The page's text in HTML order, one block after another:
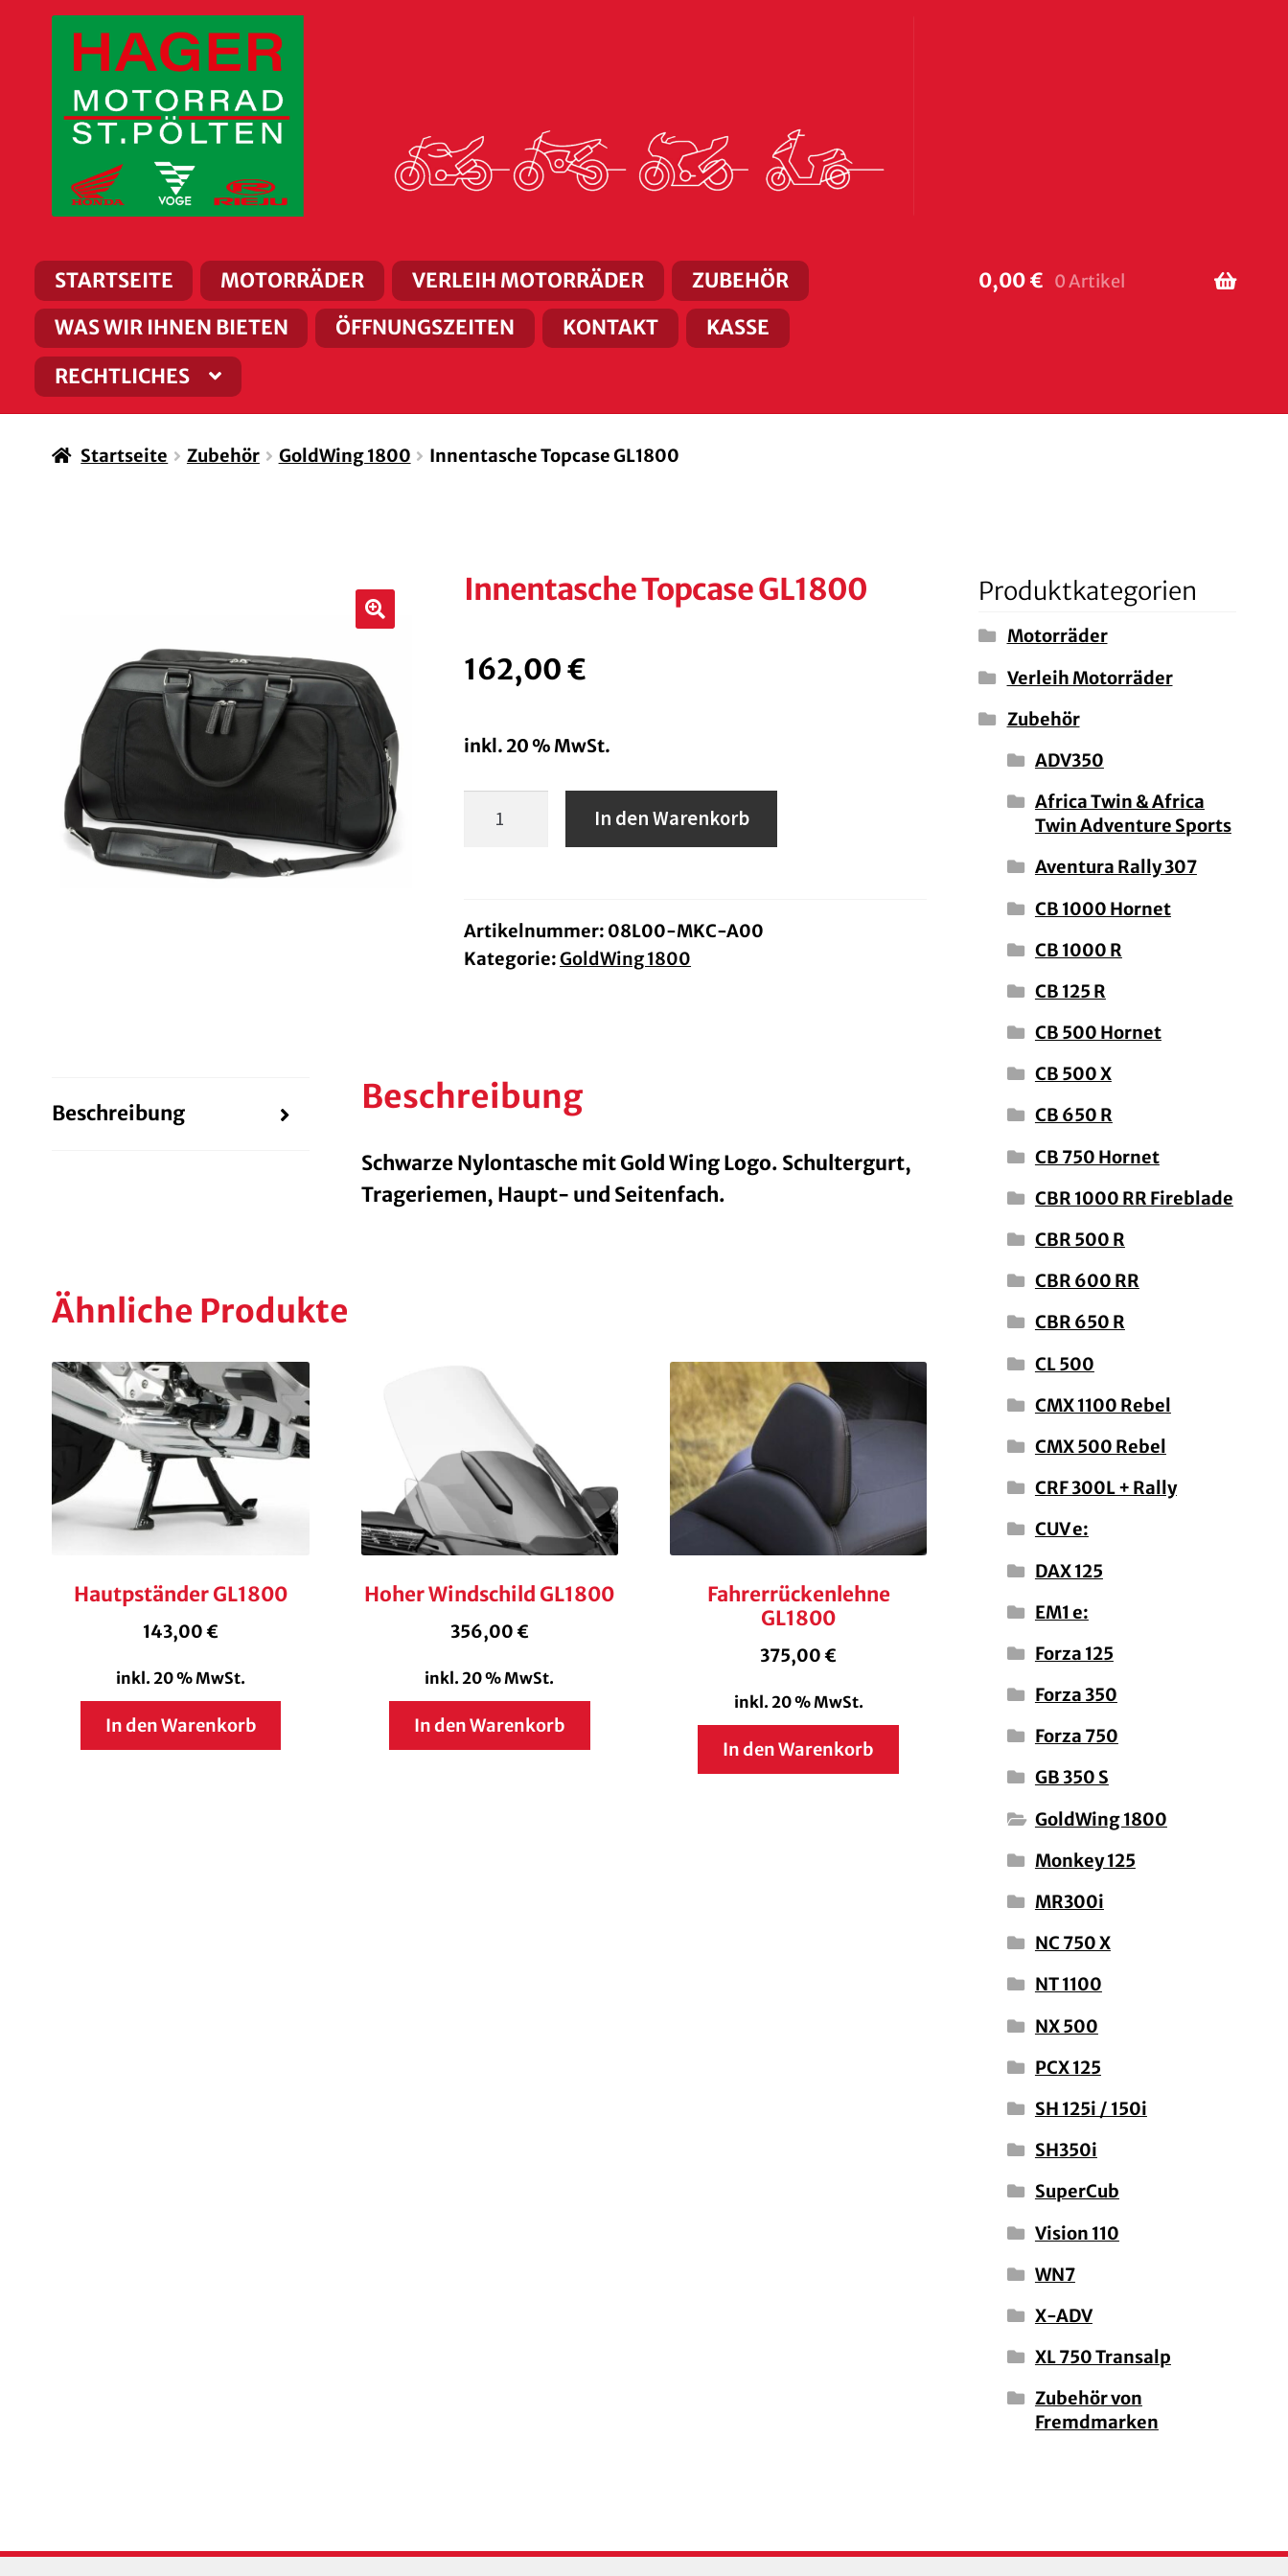
Zur
Navigation
springen
Zum
Inhalt
springen
STARTSEITE MOTORRÄDER VERLEIH MOTORRÄDER
ZUBEHÖR
WAS WIR IHNEN BIETEN
ÖFFNUNGSZEITEN KONTAKT
KASSE
RECHTLICHES
0,00€ 0 Artikel
Startseite Zubehör GoldWing 1800 Innentasche Topcase GL1800
Innentasche Topcase GL1800
162,00€
inkl. 20 % MwSt.
In den Warenkorb
Artikelnummer: 08L00-MKC-A00
Kategorie:GoldWing 1800
Beschreibung Beschreibung
Schwarze Nylontasche mit Gold Wing Logo. Schultergurt,
Trageriemen, Haupt- und Seitenfach.
Ähnliche Produkte
Hautpständer GL1800
143,00€
inkl. 20 % MwSt.
In den Warenkorb
Hoher Windschild GL1800
356,00€
inkl. 20 % MwSt.
In den Warenkorb
Fahrerrückenlehne
GL1800
375,00€
inkl. 20 % MwSt.
In den Warenkorb
Produktkategorien
Motorräder
Verleih Motorräder
Zubehör
ADV350
Africa Twin & Africa
Twin Adventure Sports
Aventura Rally 307
CB 1000 Hornet
CB 1000 R
CB 125 R
CB 500 Hornet
CB 500 X
CB 650 R
CB 750 Hornet
CBR 1000 RR Fireblade
CBR 500 R
CBR 600 RR
CBR 650 R
CL 500
CMX 1100 Rebel
CMX 500 Rebel
CRF 300L + Rally
CUV e:
DAX 125
EM1 e:
Forza 125
Forza 350
Forza 750
GB 350 S
GoldWing 1800
Monkey 125
MR300i
NC 750 X
NT 1100
NX 500
PCX 125
SH 125i / 150i
SH350i
SuperCub
Vision 110
WN7
X-ADV
XL 750 Transalp
Zubehör von
Fremdmarken